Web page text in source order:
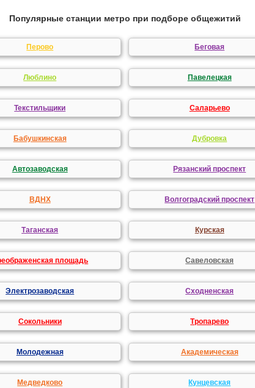
Популярные станции метро при подборе общежитий
Перово Беговая
Люблино Павелецкая
Текстильщики Саларьево
Бабушкинская Дубровка
Автозаводская Рязанский проспект
ВДНХ Волгоградский проспект
Таганская Курская
площадь Савеловская
Электрозаводская Сходненская
Сокольники Тропарево
Молодежная Академическая
Медведково Кунцевская